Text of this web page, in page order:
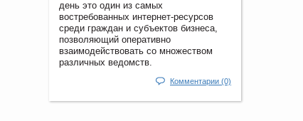
день это один из самых
востребованных интернет-ресурсов
среди граждан и субъектов бизнеса,
позволяющий оперативно
взаимодействовать со множеством
различных ведомств.
Комментарии (0)